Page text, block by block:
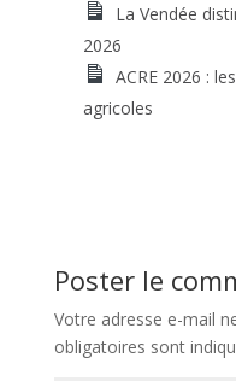
La Vendée
2026
ACRE 2026 :
agricoles
Poster le
Votre adresse e-mail
obligatoires sont